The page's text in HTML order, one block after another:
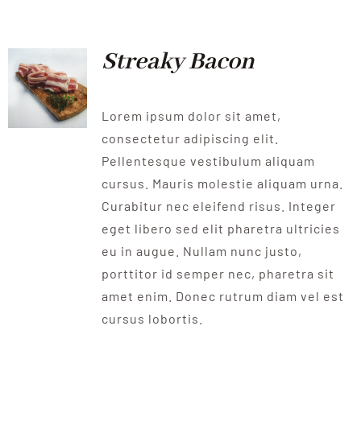
Streaky Bacon
Lorem ipsum dolor sit amet,
consectetur adipiscing elit.
Pellentesque vestibulum aliquam
cursus. Mauris molestie aliquam urna.
Curabitur nec eleifend risus. Integer
eget libero sed elit pharetra ultricies
eu in augue. Nullam nunc justo,
porttitor id semper nec, pharetra sit
amet enim. Donec rutrum diam vel est
cursus lobortis.